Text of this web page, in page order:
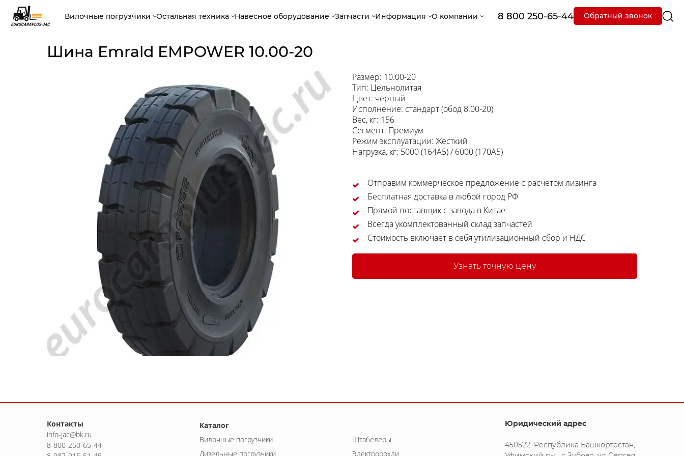
Вилочные погрузчики Остальная техника Навесное оборудование Запчасти Информация О компании 8 800 250-65-44 Обратный звонок
Шина Emrald EMPOWER 10.00-20
Размер: 10.00-20
Тип: Цельнолитая
Цвет: черный
Исполнение: стандарт (обод 8.00-20)
Вес, кг: 156
Сегмент: Премиум
Режим эксплуатации: Жесткий
Нагрузка, кг: 5000 (164A5) / 6000 (170A5)
Отправим коммерческое предложение с расчетом лизинга
Бесплатная доставка в любой город РФ
Прямой поставщик с завода в Китае
Всегда укомплектованный склад запчастей
Стоимость включает в себя утилизационный сбор и НДС
Узнать точную цену
Контакты
info-jac@bk.ru
8-800-250-65-44
Каталог
Вилочные погрузчики
Дизельные погрузчики
Штабелеры
Электророхли
Юридический адрес
450522, Республика Башкортостан,